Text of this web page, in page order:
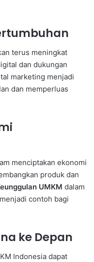
terus meningkat
dan dukungan
marketing menjadi
dan memperluas
menciptakan ekonomi
produk dan
UMKM dalam
contoh bagi
ke Depan
Indonesia dapat